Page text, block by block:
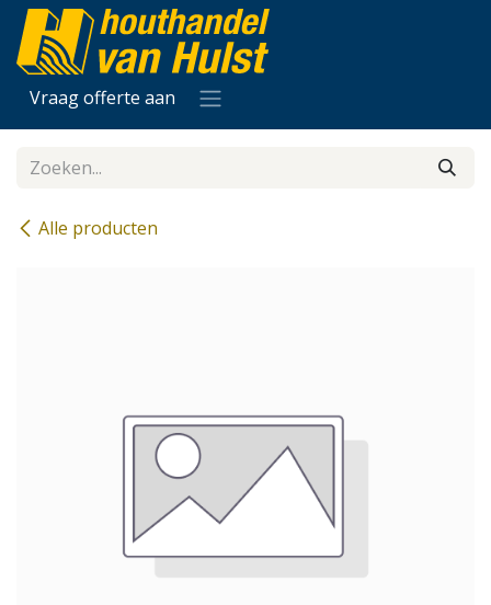
Overslaan naar inhoud
Vraag offerte aan
Alle producten